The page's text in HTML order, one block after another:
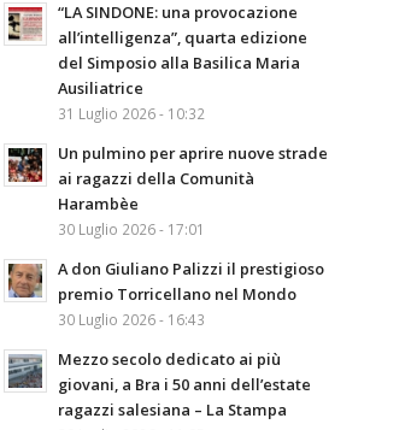
“LA SINDONE: una provocazione
all’intelligenza”, quarta edizione
del Simposio alla Basilica Maria
Ausiliatrice
31 Luglio 2026 - 10:32
Un pulmino per aprire nuove strade
ai ragazzi della Comunità
Harambèe
30 Luglio 2026 - 17:01
A don Giuliano Palizzi il prestigioso
premio Torricellano nel Mondo
30 Luglio 2026 - 16:43
Mezzo secolo dedicato ai più
giovani, a Bra i 50 anni dell’estate
ragazzi salesiana – La Stampa